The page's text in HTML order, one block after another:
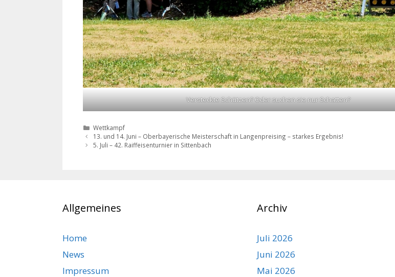
Versteckte Schützen? Oder suchen sie nur Schatten?
Kategorien
Wettkampf
13. und 14. Juni – Oberbayerische Meisterschaft in Langenpreising – starkes Ergebnis!
5. Juli – 42. Raiffeisenturnier in Sittenbach
Allgemeines
Home
News
Impressum
Archiv
Juli 2026
Juni 2026
Mai 2026